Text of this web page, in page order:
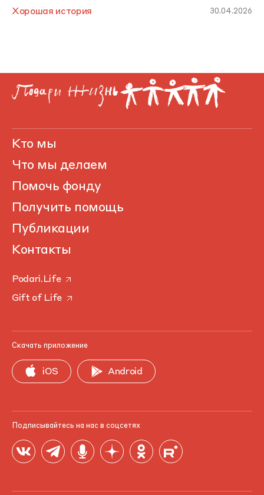
Хорошая история 30.04.2026
Кто мы
Что мы делаем
Помочь фонду
Получить помощь
Публикации
Контакты
Podari.Life
Gift of Life
Скачать приложение
iOS Android
Подписывайтесь на нас в соцсетях